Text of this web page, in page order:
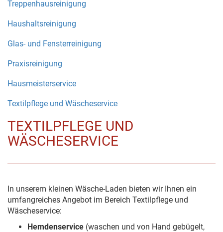
Treppenhausreinigung
Haushaltsreinigung
Glas- und Fensterreinigung
Praxisreinigung
Hausmeisterservice
Textilpflege und Wäscheservice
TEXTILPFLEGE UND
WÄSCHESERVICE
In unserem kleinen Wäsche-Laden bieten wir Ihnen ein
umfangreiches Angebot im Bereich Textilpflege und
Wäscheservice:
Hemdenservice (waschen und von Hand gebügelt,